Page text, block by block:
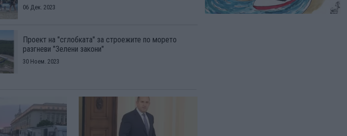
06 Дек. 2023
Проект на "сглобката" за строежите по морето
разгневи "Зелени закони"
30 Ноем. 2023